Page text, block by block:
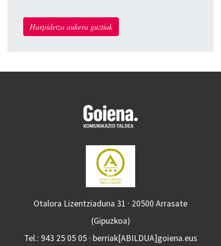
Harpidetza aukera guztiak
Otalora Lizentziaduna 31 · 20500 Arrasate
(Gipuzkoa)
Tel.: 943 25 05 05 · berriak[ABILDUA]goiena.eus